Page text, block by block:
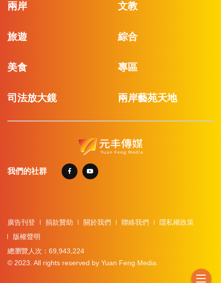
兩岸 文教
旅遊 綜合
美食 專區
司法放大鏡 兩岸藝苑天地
我們的社群
廣告刊登 捐款贊助 關於我們 聯絡我們
隱私權政策
版權聲明
總瀏覽人次：69,943,224
© 2023. All rights reserved by Yuan Feng Media.